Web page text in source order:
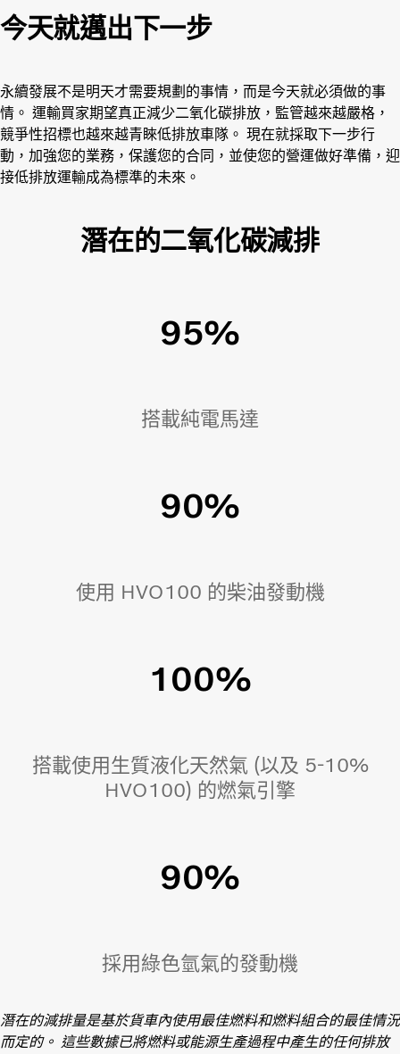
今天就邁出下一步
永續發展不是明天才需要規劃的事情，而是今天就必須做的事
情。 運輸買家期望真正減少二氧化碳排放，監管越來越嚴格，
競爭性招標也越來越青睞低排放車隊。 現在就採取下一步行
動，加強您的業務，保護您的合同，並使您的營運做好準備，迎
接低排放運輸成為標準的未來。
潛在的二氧化碳減排
95%
搭載純電馬達
90%
使用 HVO100 的柴油發動機
100%
搭載使用生質液化天然氣 (以及 5-10%
HVO100) 的燃氣引擎
90%
採用綠色氫氣的發動機
潛在的減排量是基於貨車內使用最佳燃料和燃料組合的最佳情況
而定的。 這些數據已將燃料或能源生產過程中產生的任何排放